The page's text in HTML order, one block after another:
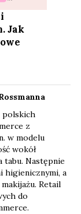
Jak
polskich
z
w modelu
wokół
tabu. Następnie
higienicznymi, a
Retail
do